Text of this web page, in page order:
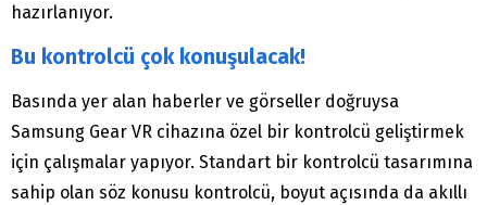
hazırlanıyor.
Bu kontrolcü çok konuşulacak!
Basında yer alan haberler ve görseller doğruysa
Samsung Gear VR cihazına özel bir kontrolcü geliştirmek
için çalışmalar yapıyor. Standart bir kontrolcü tasarımına
sahip olan söz konusu kontrolcü, boyut açısında da akıllı